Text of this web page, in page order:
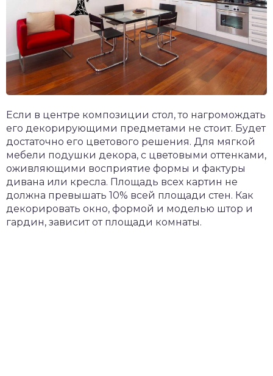
Если в центре композиции стол, то нагромождать
его декорирующими предметами не стоит. Будет
достаточно его цветового решения. Для мягкой
мебели подушки декора, с цветовыми оттенками,
оживляющими восприятие формы и фактуры
дивана или кресла. Площадь всех картин не
должна превышать 10% всей площади стен. Как
декорировать окно, формой и моделью штор и
гардин, зависит от площади комнаты.